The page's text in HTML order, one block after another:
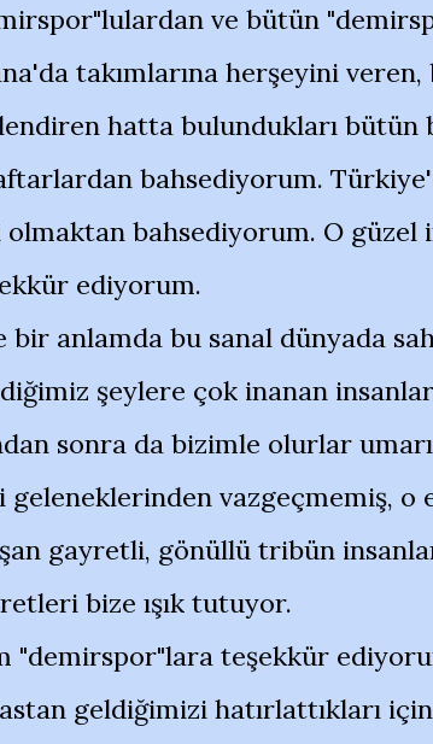
ve bütün
takımlarına herşeyini
hatta bulundukları bütün
bahsediyorum.
olmaktan bahsediyorum. O güzel
ediyorum.
bir anlamda bu sanal dünyada
şeylere çok inanan
sonra da bizimle olurlar
geleneklerinden vazgeçmemiş, o
gayretli, gönüllü tribün
bize ışık tutuyor.
"demirspor"lara teşekkür
geldiğimizi hatırlattıkları